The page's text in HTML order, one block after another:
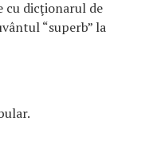
cu dicţionarul de
“superb” la